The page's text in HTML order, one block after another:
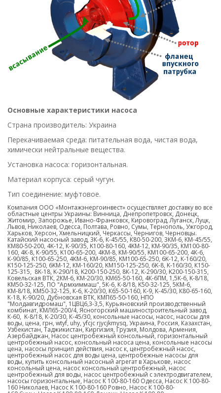
Основные характеристики насоса
Страна производитель: Украина
Перекачиваемая среда: питательная вода, чистая вода,
химически нейтральные вещества.
Установка насоса: горизонтальная.
Материал корпуса: серый чугун.
Тип соединение: муфтовое.
Компания ООО «Монтажэнергоинвест» осуществляет доставку во все
областные центры Украины: Винница, Днепропетровск, Донецк,
Житомир, Запорожье, Ивано-Франковск, Кировоград, Луганск, Луцк,
Львов, Николаев, Одесса, Полтава, Ровно, Сумы, Тернополь, Ужгород,
Харьков, Херсон, Хмельницкий, Черкассы, Чернигов, Черновцы.
Катайский насосный завод, 3К-6, К-45/55, К80-50-200, 3КМ-6, KM-45/55,
КМ80-50-200, 4K-12, К-90/35, K100-80-160, 4KM-12, КМ-90/35, КМ100-80-
160, 4К-8, К-90/55, K100-65-200, 4КМ-8, КМ-90/55, KM100-65-200, 4К-6,
К-90/85, К100-65-250, 4КМ-6, КМ-90/85, KM100-65-250, 6K-12, К-160/20,
K150-125-250, 6KM-12, КМ-160/20, KM150-125-250, 6K-8, K-160/30, К150-
125-315, 8K-18, K-290/18, K200-150-250, 8К-12, К-290/30, K200-150-315,
Ковельская ВТК, 2КМ-6, КМ-20/30, KM65-50-160, 4К-6ПМ, 1,5К-6, K-8/18,
KM50-32-125, ПО "Армхиммаш", 5К-6, К-8/18, K50-32-125, 5КМ-6,
КМ-8/18, КМ50-32-125, К-6, K-20/30, К65-50-160, К-9, K-45/30, К80-65-160,
К-18, К-90/20, Дубновская ВТК, КМП65-50-160, НПО
"Молдавгидромаш", 1ЦВЦ6,3-3,5, Курьяновский производственный
комбинат, КМЛ65-200/4, Ясногорский машиностроительный завод,
К-60, K-8/18, К-20/30, К-45/30, консольные насосы, насос, насосы для
воды, цена, грн, wtyf, uhy, yfcjc rjycjkmysq, Украина, Россия, Казахстан,
Узбекистан, Таджикистан, Киргизия, Грузия, Молдова, Армения,
Азербайджан, Насос центробежный консольный, горизонтальный
центробежный насос, консольный насоса цена, консольные насосы
цена, насосы принцип действия, насос к, центробежный насос,
центробежный насос для воды цена, центробежные насосы для
воды, купить консольный насосный агрегат в Харькове, насос
консольный цена, насос консольный центробежный, насос
центробежный для воды, насос центробежный с электродвигателем,
насосы горизонтальные, Насос К 100-80-160 Одесса, Насос К 100-80-
160 Николаев, Насос К 100-80-160 Ровно, Насос К 100-80-